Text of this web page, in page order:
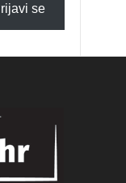
se